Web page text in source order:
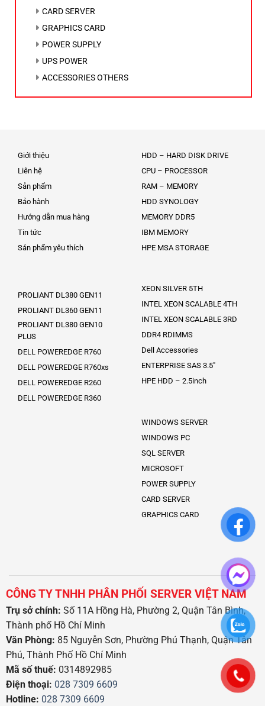
CARD SERVER
GRAPHICS CARD
POWER SUPPLY
UPS POWER
ACCESSORIES OTHERS
Giới thiệu
Liên hệ
Sản phẩm
Bảo hành
Hướng dẫn mua hàng
Tin tức
Sản phẩm yêu thích
PROLIANT DL380 GEN11
PROLIANT DL360 GEN11
PROLIANT DL380 GEN10
PLUS
DELL POWEREDGE R760
DELL POWEREDGE R760xs
DELL POWEREDGE R260
DELL POWEREDGE R360
HDD – HARD DISK DRIVE
CPU – PROCESSOR
RAM – MEMORY
HDD SYNOLOGY
MEMORY DDR5
IBM MEMORY
HPE MSA STORAGE
XEON SILVER 5TH
INTEL XEON SCALABLE 4TH
INTEL XEON SCALABLE 3RD
DDR4 RDIMMS
Dell Accessories
ENTERPRISE SAS 3.5″
HPE HDD – 2.5inch
WINDOWS SERVER
WINDOWS PC
SQL SERVER
MICROSOFT
POWER SUPPLY
CARD SERVER
GRAPHICS CARD
CÔNG TY TNHH PHÂN PHỐI SERVER VIỆT NAM
Trụ sở chính: Số 11A Hồng Hà, Phường 2, Quận Tân Bình,
Thành phố Hồ Chí Minh
Văn Phòng: 85 Nguyễn Sơn, Phường Phú Thạnh, Quận Tân
Phú, Thành Phố Hồ Chí Minh
Mã số thuế: 0314892985
Điện thoại: 028 7309 6609
Hotline: 028 7309 6609